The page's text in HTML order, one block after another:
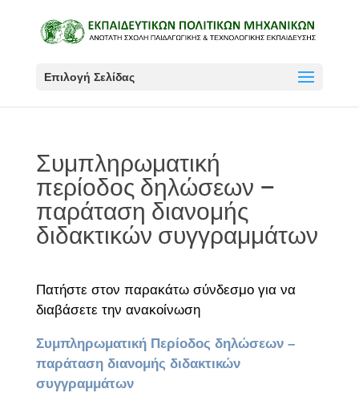
Επιλογή Σελίδας
Συμπληρωματική
περίοδος δηλώσεων –
παράταση διανομής
διδακτικών συγγραμμάτων
Πατήστε στον παρακάτω σύνδεσμο για να
διαβάσετε την ανακοίνωση
Συμπληρωματική Περίοδος δηλώσεων –
παράταση διανομής διδακτικών
συγγραμμάτων